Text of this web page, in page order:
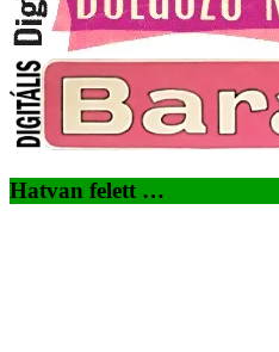
Hatvan felett …